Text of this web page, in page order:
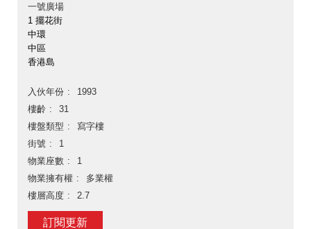
一號廣場
1 擺花街
中環
中區
香港島
入伙年份
1993
樓齡
31
樓盤類型
寫字樓
街號
1
物業座數
1
物業擁有權
多業權
樓層高度
2.7
訂閱更新